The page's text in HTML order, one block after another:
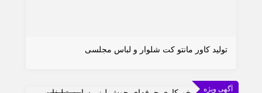
تولید کاور مانتو کت شلوار و لباس مجلسی
آگهی ویژه